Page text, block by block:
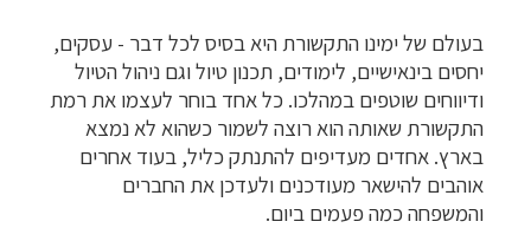
בעולם של ימינו התקשורת היא בסיס לכל דבר - עסקים,
יחסים בינאישיים, לימודים, תכנון טיול וגם ניהול הטיול
ודיווחים שוטפים במהלכו. כל אחד בוחר לעצמו את רמת
התקשורת שאותה הוא רוצה לשמור כשהוא לא נמצא
בארץ. אחדים מעדיפים להתנתק כליל, בעוד אחרים
אוהבים להישאר מעודכנים ולעדכן את החברים
והמשפחה כמה פעמים ביום.